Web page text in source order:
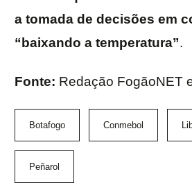
a tomada de decisões em
“baixando a temperatura”.
Fonte: Redação FogãoNET
Botafogo Conmebol
Peñarol